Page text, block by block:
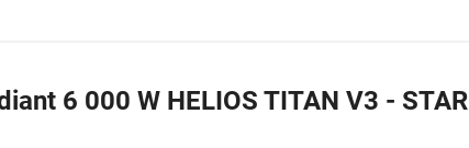
6 000 W HELIOS TITAN V3 - STAR